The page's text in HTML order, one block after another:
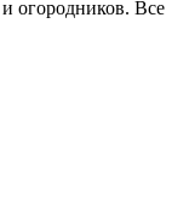
огородников. Все